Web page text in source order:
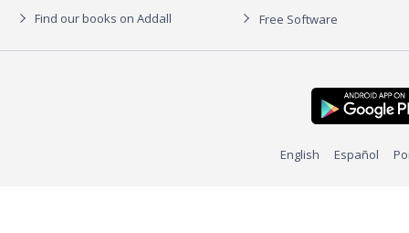
Find our books on Addall
Free Software
English Español